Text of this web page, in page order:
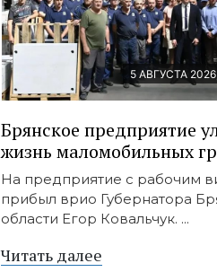
5 АВГУСТА
Брянское предприятие
жизнь маломобильных
На предприятие с рабочим
прибыл врио Губернатора
области Егор Ковальчук. ...
Читать далее